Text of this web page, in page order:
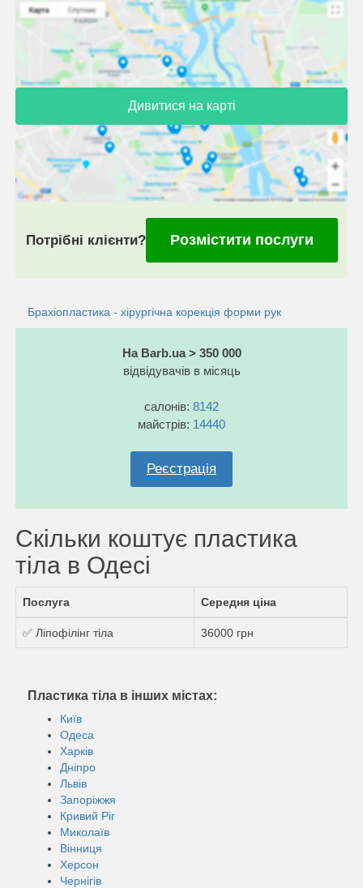
Дивитися на карті
Потрібні клієнти? Розмістити послуги
Брахіопластика - хірургічна корекція форми рук
На Barb.ua > 350 000
відвідувачів в місяць
салонів: 8142
майстрів: 14440
Реєстрація
Скільки коштує пластика
тіла в Одесі
Послуга Середня ціна
✅ Ліпофілінг тіла 36000 грн
Пластика тіла в інших містах:
Київ
Одеса
Харків
Дніпро
Львів
Запоріжжя
Кривий Ріг
Миколаїв
Вінниця
Херсон
Чернігів